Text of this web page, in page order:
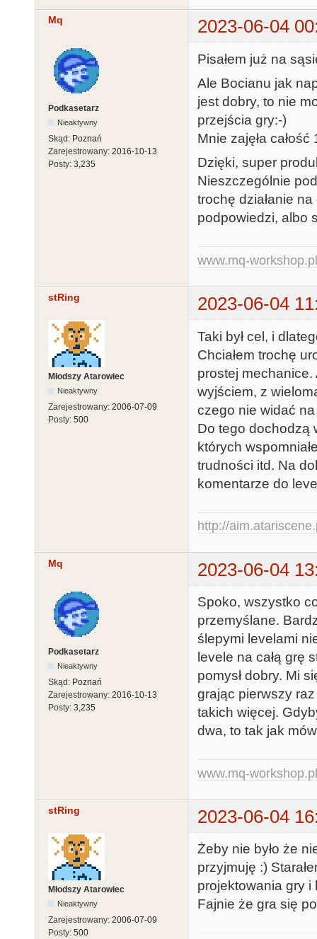
Mq 2023-06-04
Podkasetarz
Nieaktywny
Skąd: Poznań
Zarejestrowany: 2016-10-13
Posty: 3,235
Pisałem już na
Ale Bocianu jak
jest dobry, to nie
przejścia gry:-)
Mnie zajęła całość
Dzięki, super
Nieszczególnie
trochę działanie
podpowiedzi, albo
www.mq-workshop.pl
stRing 2023-06-04
Młodszy Atarowiec
Nieaktywny
Zarejestrowany: 2006-07-09
Posty: 500
Taki był cel, i
Chciałem trochę
prostej
wyjściem, z
czego nie widać
Do tego dochodzą
których
trudności itd. Na
komentarze do
http://
Mq 2023-06-04
Podkasetarz
Nieaktywny
Skąd: Poznań
Zarejestrowany: 2016-10-13
Posty: 3,235
Spoko, wszystko
przemyślane.
ślepymi levelami
levele na całą grę
pomysł dobry. Mi
grając pierwszy
takich więcej.
dwa, to tak jak
www.mq-workshop.pl
stRing 2023-06-04
Młodszy Atarowiec
Nieaktywny
Zarejestrowany: 2006-07-09
Posty: 500
Żeby nie było że
przyjmuję :)
projektowania gry i
Fajnie że gra się